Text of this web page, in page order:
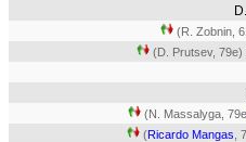
(R. Zobnin,
(D. Prutsev, 79e)
(N. Massalyga,
(Ricardo Mangas ,